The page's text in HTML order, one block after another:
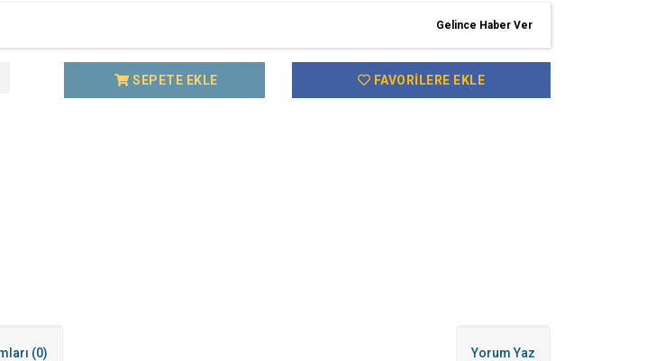
Gelince Haber Ver
SEPETE EKLE FAVORILERE EKLE
(0) Yorum Yaz